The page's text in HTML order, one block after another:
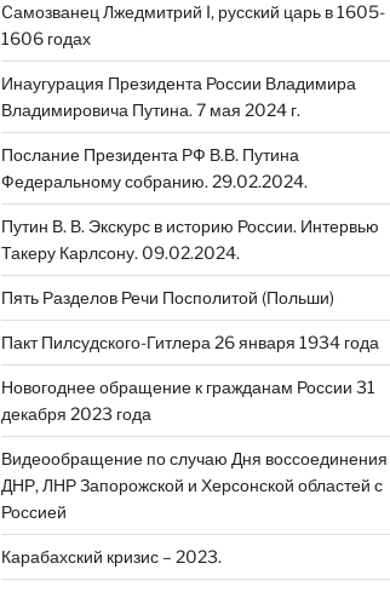
Cамозванец Лжедмитрий I, русский царь в 1605-
1606 годах
Инаугурация Президента России Владимира
Владимировича Путина. 7 мая 2024 г.
Послание Президента РФ В.В. Путина
Федеральному собранию. 29.02.2024.
Путин В. В. Экскурс в историю России. Интервью
Такеру Карлсону. 09.02.2024.
Пять Разделов Речи Посполитой (Польши)
Пакт Пилсудского-Гитлера 26 января 1934 года
Новогоднее обращение к гражданам России 31
декабря 2023 года
Видеообращение по случаю Дня воссоединения
ДНР, ЛНР Запорожской и Херсонской областей с
Россией
Карабахский кризис – 2023.